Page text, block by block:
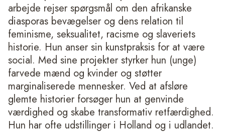
arbejde rejser spørgsmål om den afrikanske
diasporas bevægelser og dens relation til
feminisme, seksualitet, racisme og slaveriets
historie. Hun anser sin kunstpraksis for at være
social. Med sine projekter styrker hun (unge)
farvede mænd og kvinder og støtter
marginaliserede mennesker. Ved at afsløre
glemte historier forsøger hun at genvinde
værdighed og skabe transformativ retfærdighed.
Hun har ofte udstillinger i Holland og i udlandet.